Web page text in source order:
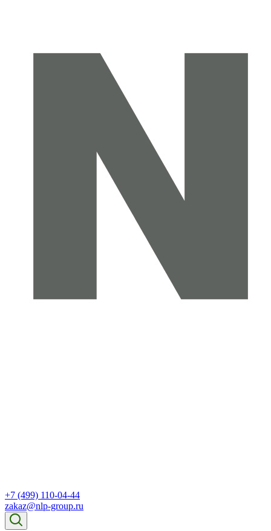
+7 (499) 110-04-44
zakaz@nlp-group.ru